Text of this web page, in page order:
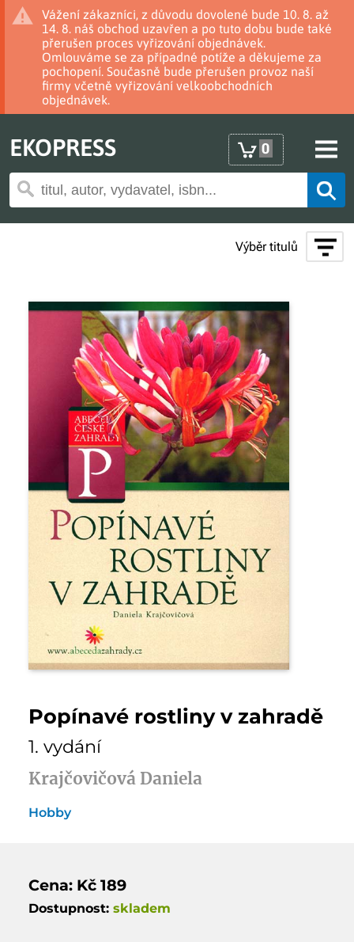
Vážení zákazníci, z důvodu dovolené bude 10. 8. až
14. 8. náš obchod uzavřen a po tuto dobu bude také
přerušen proces vyřizování objednávek.
Omlouváme se za případné potíže a děkujeme za
pochopení. Současně bude přerušen provoz naší
firmy včetně vyřizování velkoobchodních
objednávek.
EKOPRESS 0
Výběr titulů
Popínavé rostliny v zahradě
1. vydání
Krajčovičová Daniela
Hobby
Cena: Kč 189
Dostupnost: skladem